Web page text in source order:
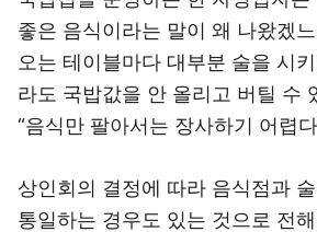
좋은 음식이라는 말이 왜 나왔겠
오는 테이블마다 대부분 술을 시
라도 국밥값을 안 올리고 버틸 수
“음식만 팔아서는 장사하기 어렵
상인회의 결정에 따라 음식점과
통일하는 경우도 있는 것으로 전